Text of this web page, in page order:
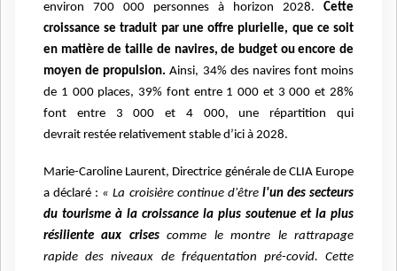
environ 700 000 personnes à horizon 2028. Cette
croissance se traduit par une offre plurielle, que ce soit
en matière de taille de navires, de budget ou encore de
moyen de propulsion.Ainsi, 34% des navires font moins
de 1 000 places, 39% font entre 1 000 et 3 000 et 28%
font entre 3 000 et 4 000, une répartition qui
devrait restée relativement stable d’ici à 2028.
Marie-Caroline Laurent, Directrice générale de CLIA Europe
a déclaré : « La croisière continue d'être l'un des secteurs
du tourisme à la croissance la plus soutenue et la plus
résiliente aux crises comme le montre le rattrapage
rapide des niveaux de fréquentation pré-covid. Cette